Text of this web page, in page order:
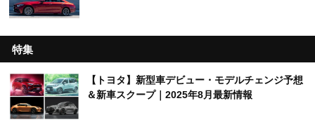
特集
【トヨタ】新型車デビュー・モデルチェンジ予想
＆新車スクープ｜2025年8月最新情報